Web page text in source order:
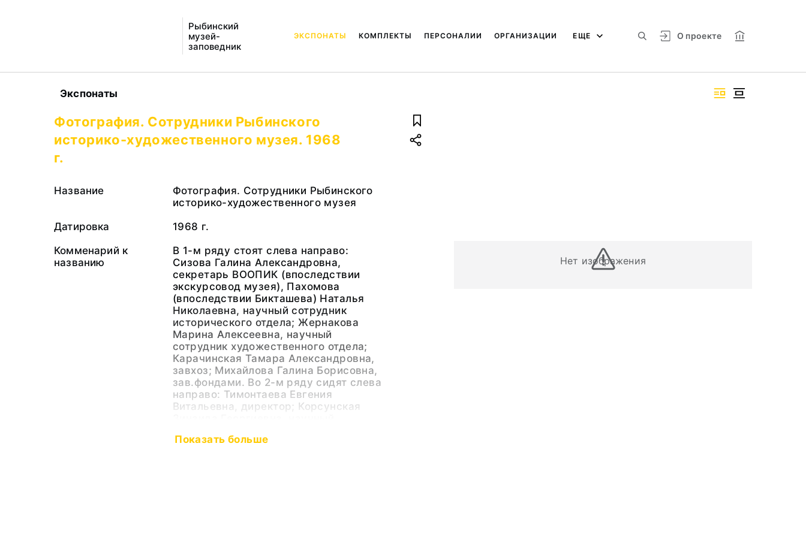
Рыбинский
музей-
заповедник
О проекте
ЭКСПОНАТЫ КОМПЛЕКТЫ ПЕРСОНАЛИИ ОРГАНИЗАЦИИ ЕЩЕ
Экспонаты
Нет изображения
Фотография. Сотрудники Рыбинского
историко-художественного музея. 1968
г.
Название
Фотография. Сотрудники Рыбинского
историко-художественного музея
Датировка
1968 г.
Комменарий к
названию
В 1-м ряду стоят слева направо:
Сизова Галина Александровна,
секретарь ВООПИК (впоследствии
экскурсовод музея), Пахомова
(впоследствии Бикташева) Наталья
Николаевна, научный сотрудник
исторического отдела; Жернакова
Марина Алексеевна, научный
сотрудник художественного отдела;
Карачинская Тамара Александровна,
завхоз; Михайлова Галина Борисовна,
зав.фондами. Во 2-м ряду сидят слева
направо: Тимонтаева Евгения
Витальевна, директор; Корсунская
Показать больше